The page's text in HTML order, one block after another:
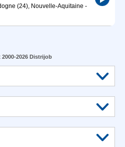
(24), Nouvelle-Aquitaine -
2026 Distrijob